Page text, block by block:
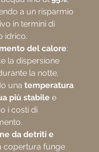
a un risparmio
in termini di
idrico.
del calore:
la dispersione
la notte,
una temperatura
più stabile e
i costi di
da detriti e
copertura funge